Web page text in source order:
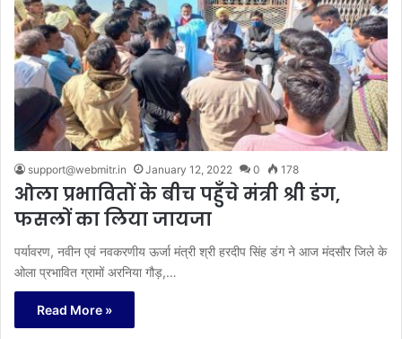
support@webmitr.in January 12, 2022 0 178
ओला प्रभावितों के बीच पहुँचे मंत्री श्री डंग,
फसलों का लिया जायजा
पर्यावरण, नवीन एवं नवकरणीय ऊर्जा मंत्री श्री हरदीप सिंह डंग ने आज मंदसौर जिले के
ओला प्रभावित ग्रामों अरनिया गौड़,…
Read More »